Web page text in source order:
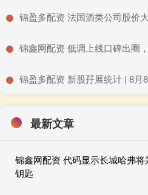
锦盈多配资 法国酒类公司股价
锦鑫网配资 低调上线口碑出圈
锦盈多配资 新股孖展统计 | 8月
最新文章
锦鑫网配资 代码显示长城哈弗
钥匙